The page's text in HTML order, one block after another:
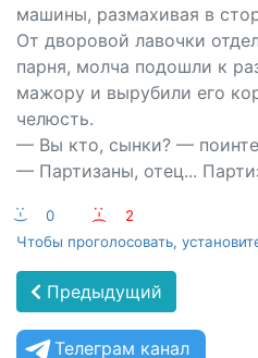
машины, размахивая в
От дворовой лавочки
парня, молча подошли к
мажору и вырубили его
челюсть.
— Вы кто, сынки? —
— Партизаны, отец...
:-) 0 :-(
2
Чтобы проголосовать,
Предыдущий
Телеграм канал